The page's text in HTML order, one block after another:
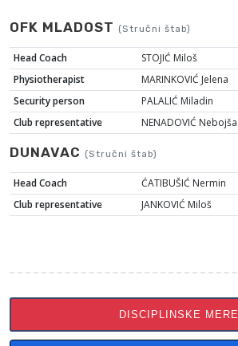
OFK MLADOST (Stručni štab)
Head Coach
STOJIĆ Miloš
Physiotherapist
MARINKOVIĆ Jelena
Security person
PALALIĆ Miladin
Club representative
NENADOVIĆ Nebojša
DUNAVAC (Stručni štab)
Head Coach
ĆATIBUŠIĆ Nermin
Club representative
JANKOVIĆ Miloš
DISCIPLINSKE MERE